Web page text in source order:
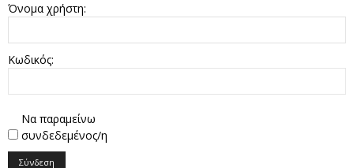
Όνομα χρήστη:
Κωδικός:
Να παραμείνω
συνδεδεμένος/η
Σύνδεση